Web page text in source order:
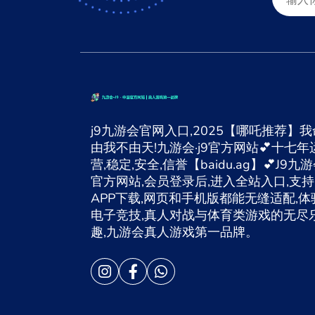
j9九游会官网入口,2025【哪吒推荐】
由我不由天!九游会·j9官方网站💕十七年
营,稳定,安全,信誉【baidu.ag】💕J9九
官方网站,会员登录后,进入全站入口,支持
APP下载,网页和手机版都能无缝适配,体
电子竞技,真人对战与体育类游戏的无尽
趣,九游会真人游戏第一品牌。